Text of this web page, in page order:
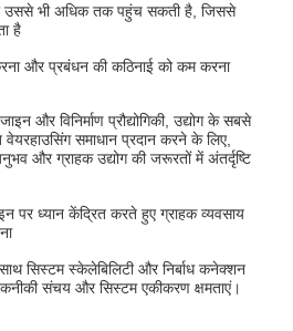
उससे भी अधिक तक पहुंच सकती है, जिससे
है
और प्रबंधन की कठिनाई को कम करना
और विनिर्माण प्रौद्योगिकी, उद्योग के सबसे
समाधान प्रदान करने के लिए,
और ग्राहक उद्योग की जरूरतों में अंतर्दृष्टि
पर ध्यान केंद्रित करते हुए ग्राहक व्यवसाय
साथ सिस्टम स्केलेबिलिटी और निर्बाध कनेक्शन
संचय और सिस्टम एकीकरण क्षमताएं।